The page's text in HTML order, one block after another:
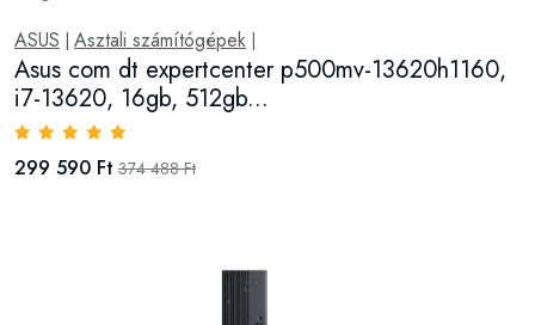
ASUS | Asztali számítógépek |
Asus com dt expertcenter p500mv-13620h1160,
i7-13620, 16gb, 512gb...
299 590 Ft 374 488 Ft